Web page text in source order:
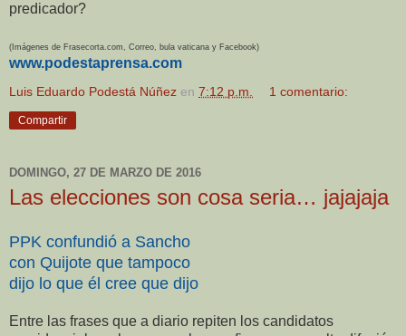
predicador?
(Imágenes de Frasecorta.com, Correo, bula vaticana y Facebook)
www.podestaprensa.com
Luis Eduardo Podestá Núñez en 7:12 p.m. 1 comentario:
Compartir
DOMINGO, 27 DE MARZO DE 2016
Las elecciones son cosa seria… jajajaja
PPK confundió a Sancho
con Quijote que tampoco
dijo lo que él cree que dijo
Entre las frases que a diario repiten los candidatos